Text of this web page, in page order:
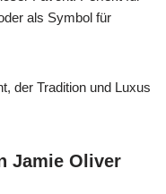
als Symbol für
der Tradition und Luxus
Jamie Oliver